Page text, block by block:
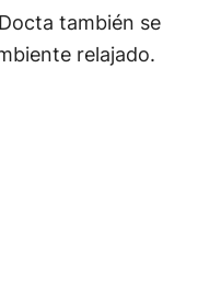
también se
relajado.